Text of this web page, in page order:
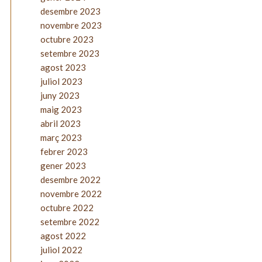
desembre 2023
novembre 2023
octubre 2023
setembre 2023
agost 2023
juliol 2023
juny 2023
maig 2023
abril 2023
març 2023
febrer 2023
gener 2023
desembre 2022
novembre 2022
octubre 2022
setembre 2022
agost 2022
juliol 2022